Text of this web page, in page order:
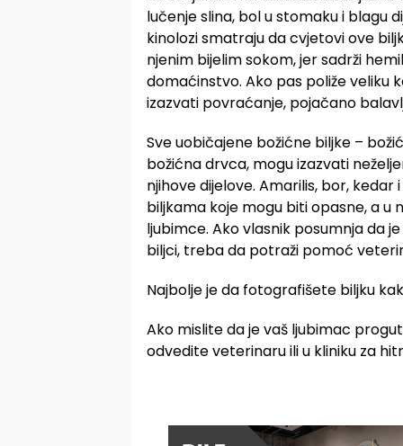
lučenje slina, bol u stomaku i blagu
kinolozi smatraju da cvjetovi ove
njenim bijelim sokom, jer sadrži
domaćinstvo. Ako pas poliže veliku
izazvati povraćanje, pojačano
Sve uobičajene božićne biljke –
božićna drvca, mogu izazvati
njihove dijelove. Amarilis, bor,
biljkama koje mogu biti opasne, a
ljubimce. Ako vlasnik posumnja da
biljci, treba da potraži pomoć
Najbolje je da fotografišete biljku
Ako mislite da je vaš ljubimac
odvedite veterinaru ili u kliniku za